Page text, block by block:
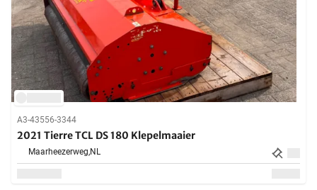
A3-43556-3344
2021 Tierre TCL DS 180 Klepelmaaier
Maarheezerweg,NL